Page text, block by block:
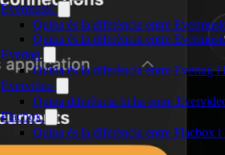
Evermusic
Quina és la diferència entre
Quina és la diferència entre
Evertag
Quina és la diferència entre Evertag i
Evervideo
Quina diferència hi ha entre
Flacbox
Quina és la diferència entre Flacbox